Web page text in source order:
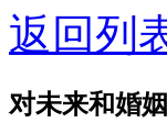
返回列
对未来和婚